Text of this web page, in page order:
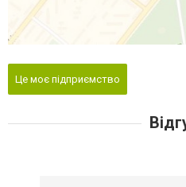
Це моє підприємство